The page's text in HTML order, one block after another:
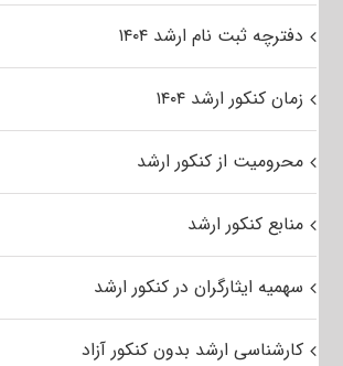
دفترچه ثبت نام ارشد ۱۴۰۴
زمان کنکور ارشد ۱۴۰۴
محرومیت از کنکور ارشد
منابع کنکور ارشد
سهمیه ایثارگران در کنکور ارشد
کارشناسی ارشد بدون کنکور آزاد